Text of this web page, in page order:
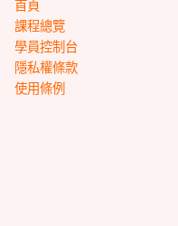
首頁
課程總覽
學員控制台
隱私權條款
使用條例